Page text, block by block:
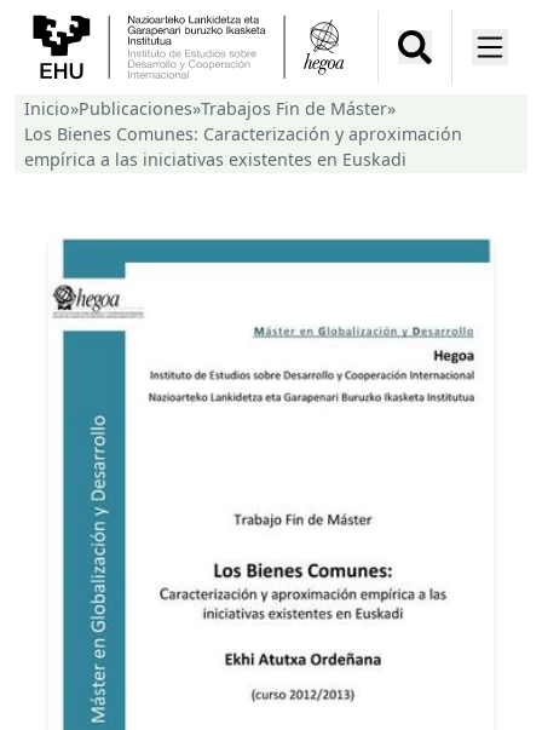
Inicio»Publicaciones»Trabajos Fin de Máster»
Los Bienes Comunes: Caracterización y aproximación
empírica a las iniciativas existentes en Euskadi